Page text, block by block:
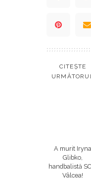
CITEȘTE
URMĂTORUL
A murit Iryna
Glibko,
handbalistă
Vâlcea!